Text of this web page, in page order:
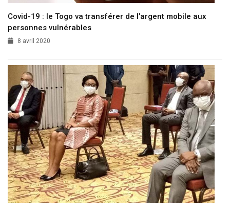
Covid-19 : le Togo va transférer de l’argent mobile aux
personnes vulnérables
8 avril 2020